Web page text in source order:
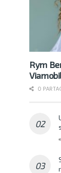
Rym
0